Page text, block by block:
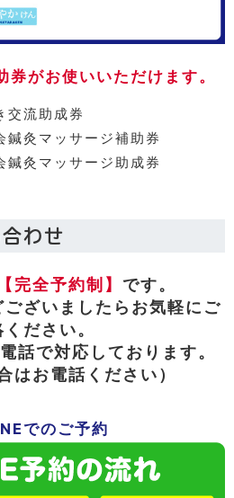
がお使いいただけます。
交流助成券
鍼灸マッサージ補助券
鍼灸マッサージ助成券
わせ
【完全予約制】 です。
ざいましたらお気軽にご
ださい。
話で対応しております。
はお電話ください）
でのご予約